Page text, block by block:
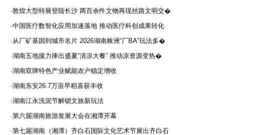
·敦煌大型特展登陆长沙 两百余件文物再现丝路文明交�
·中国医疗数智化应用加速落地 推动医疗科创成果转化
·从厂矿基因到城市名片 2026湖南株洲“厂BA”玩法多�
·湖南五地接力捧出盛夏“清凉大餐” 推动凉资源变热�
·湖南双牌特色产业赋能农户稳定增收
·湖南东安26.7万亩早稻喜获丰收
·湖南江永洗泥节解锁文旅新玩法
·第六届湖南旅游发展大会在湘潭开幕
·第七届湖南（湘潭）齐白石国际文化艺术节展出齐白石